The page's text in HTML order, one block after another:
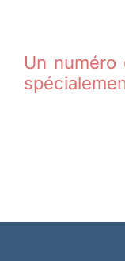
Un